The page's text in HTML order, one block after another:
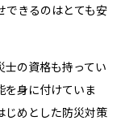
できるのはとても安
の資格も持ってい
を身に付けていま
じめとした防災対策